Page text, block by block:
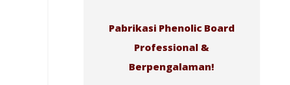
Pabrikasi Phenolic Board
Professional &
Berpengalaman!